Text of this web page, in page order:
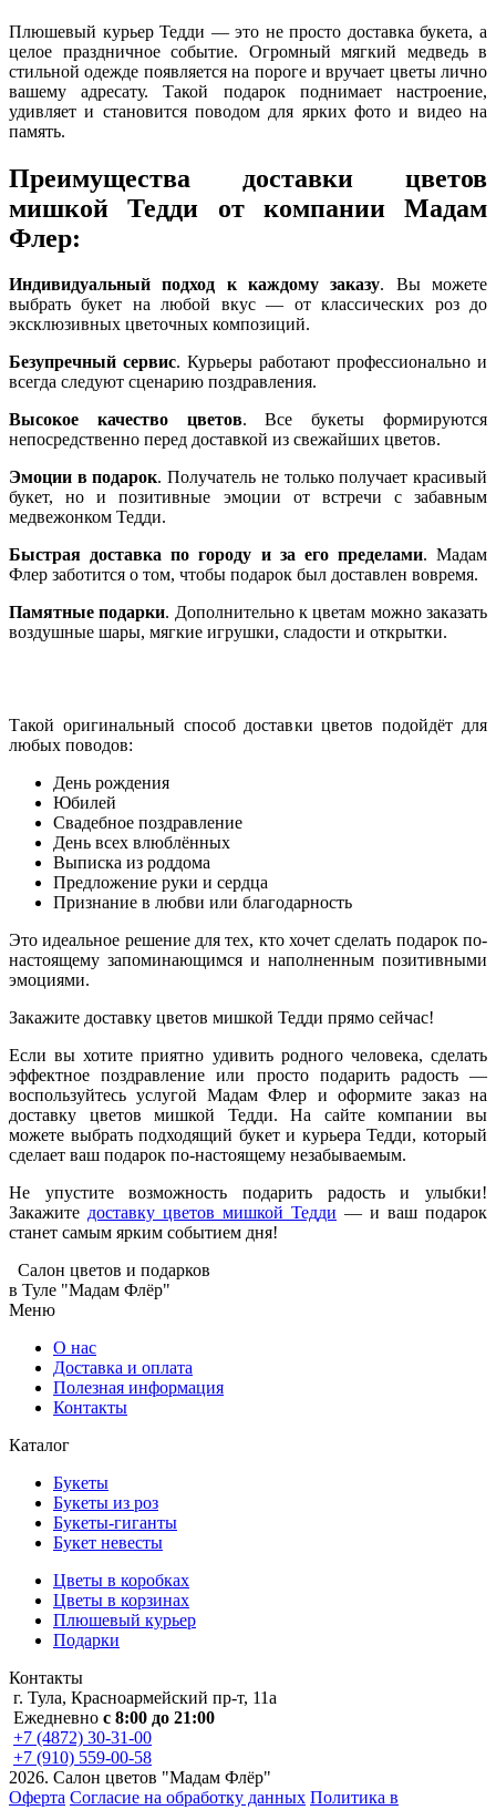
Плюшевый курьер Тедди — это не просто доставка букета, а
целое праздничное событие. Огромный мягкий медведь в
стильной одежде появляется на пороге и вручает цветы лично
вашему адресату. Такой подарок поднимает настроение,
удивляет и становится поводом для ярких фото и видео на
память.
Преимущества доставки цветов
мишкой Тедди от компании Мадам
Флер:
Индивидуальный подход к каждому заказу. Вы можете
выбрать букет на любой вкус — от классических роз до
эксклюзивных цветочных композиций.
Безупречный сервис. Курьеры работают профессионально и
всегда следуют сценарию поздравления.
Высокое качество цветов. Все букеты формируются
непосредственно перед доставкой из свежайших цветов.
Эмоции в подарок. Получатель не только получает красивый
букет, но и позитивные эмоции от встречи с забавным
медвежонком Тедди.
Быстрая доставка по городу и за его пределами. Мадам
Флер заботится о том, чтобы подарок был доставлен вовремя.
Памятные подарки. Дополнительно к цветам можно заказать
воздушные шары, мягкие игрушки, сладости и открытки.
Такой оригинальный способ доставки цветов подойдёт для
любых поводов:
День рождения
Юбилей
Свадебное поздравление
День всех влюблённых
Выписка из роддома
Предложение руки и сердца
Признание в любви или благодарность
Это идеальное решение для тех, кто хочет сделать подарок по-
настоящему запоминающимся и наполненным позитивными
эмоциями.
Закажите доставку цветов мишкой Тедди прямо сейчас!
Если вы хотите приятно удивить родного человека, сделать
эффектное поздравление или просто подарить радость —
воспользуйтесь услугой Мадам Флер и оформите заказ на
доставку цветов мишкой Тедди. На сайте компании вы
можете выбрать подходящий букет и курьера Тедди, который
сделает ваш подарок по-настоящему незабываемым.
Не упустите возможность подарить радость и улыбки!
Закажите доставку цветов мишкой Тедди — и ваш подарок
станет самым ярким событием дня!
Салон цветов и подарков
в Туле "Мадам Флёр"
Меню
О нас
Доставка и оплата
Полезная информация
Контакты
Каталог
Букеты
Букеты из роз
Букеты-гиганты
Букет невесты
Цветы в коробках
Цветы в корзинах
Плюшевый курьер
Подарки
Контакты
г. Тула, Красноармейский пр-т, 11а
Ежедневно с 8:00 до 21:00
+7 (4872) 30-31-00
+7 (910) 559-00-58
2026. Салон цветов "Мадам Флёр"
Оферта Согласие на обработку данных Политика в